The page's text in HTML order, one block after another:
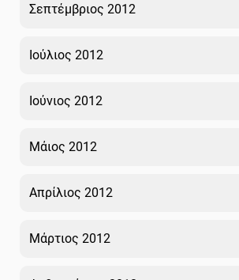
Σεπτέμβριος 2012
Ιούλιος 2012
Ιούνιος 2012
Μάιος 2012
Απρίλιος 2012
Μάρτιος 2012